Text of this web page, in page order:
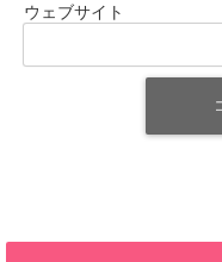
ウェブサイト